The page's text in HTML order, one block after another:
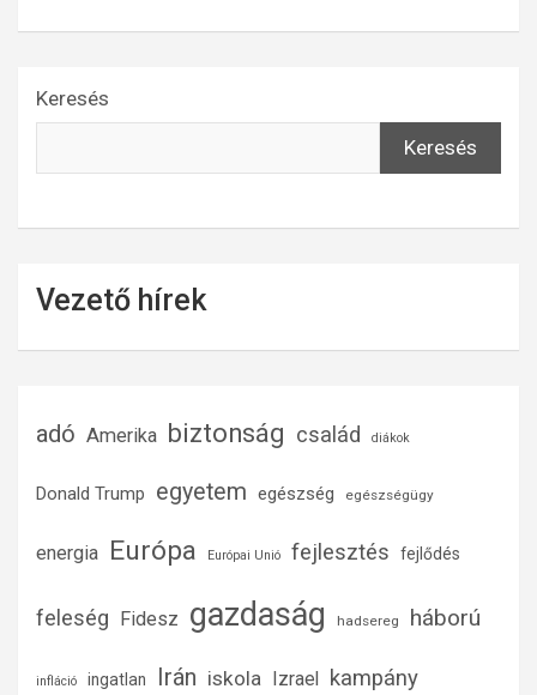
Keresés
Keresés
Vezető hírek
adó Amerika biztonság család diákok
Donald Trump egyetem egészség egészségügy
energia Európa Európai Unió fejlesztés fejlődés
feleség Fidesz gazdaság hadsereg háború
infláció ingatlan Irán iskola Izrael kampány